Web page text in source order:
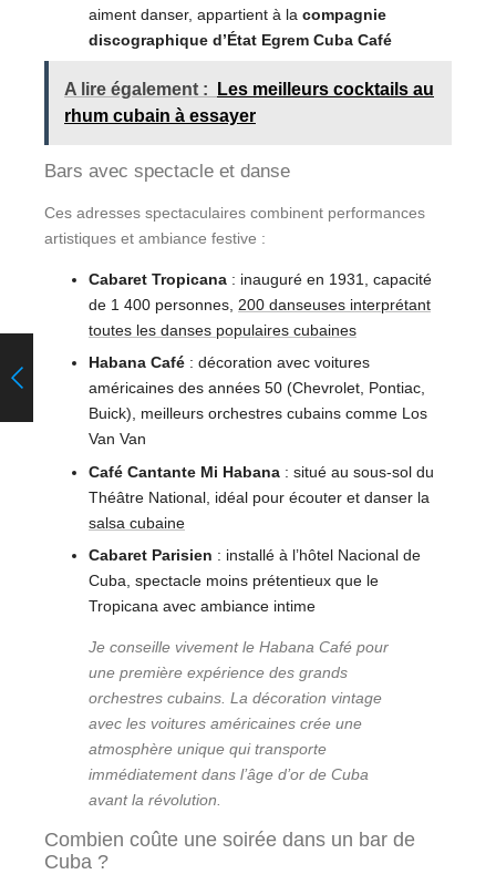
aiment danser, appartient à la compagnie
discographique d’État Egrem Cuba Café
A lire également :
Les meilleurs cocktails au
rhum cubain à essayer
Bars avec spectacle et danse
Ces adresses spectaculaires combinent performances
artistiques et ambiance festive :
Cabaret Tropicana : inauguré en 1931, capacité
de 1 400 personnes, 200 danseuses interprétant
toutes les danses populaires cubaines
Habana Café : décoration avec voitures
américaines des années 50 (Chevrolet, Pontiac,
Buick), meilleurs orchestres cubains comme Los
Van Van
Café Cantante Mi Habana : situé au sous-sol du
Théâtre National, idéal pour écouter et danser la
salsa cubaine
Cabaret Parisien : installé à l’hôtel Nacional de
Cuba, spectacle moins prétentieux que le
Tropicana avec ambiance intime
Je conseille vivement le Habana Café pour
une première expérience des grands
orchestres cubains. La décoration vintage
avec les voitures américaines crée une
atmosphère unique qui transporte
immédiatement dans l’âge d’or de Cuba
avant la révolution.
Combien coûte une soirée dans un bar de
Cuba ?